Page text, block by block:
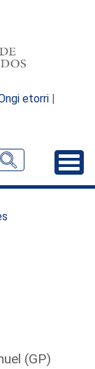
etorri |
(GP)